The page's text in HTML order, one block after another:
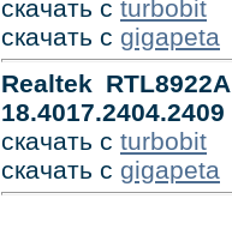
скачать с turbobit
скачать с gigapeta
Realtek
скачать с turbobit
скачать с gigapeta